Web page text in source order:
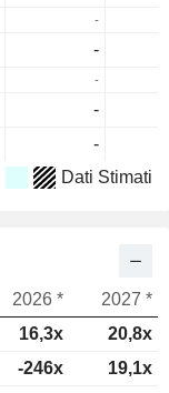
-
-
-
-
-
Dati Stimati
2026 *
2027 *
16,3x
20,8x
-246x 19,1x